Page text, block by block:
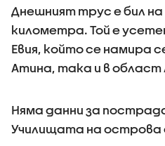
Днешният трус е бил на
километра. Той е
Евия, който се намира
Атина, така и в област
Няма данни за
Училищата на острова